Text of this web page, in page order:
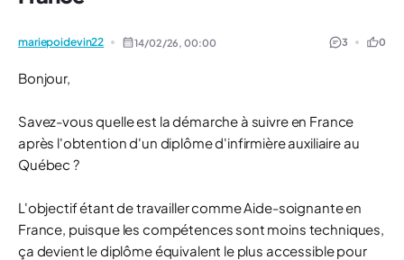
mariepoidevin22 14/02/26,00:00 3 0
Bonjour,
Savez-vous quelle est la démarche à suivre en France
après l'obtention d'un diplôme d'infirmière auxiliaire au
Québec ?
L'objectif étant de travailler comme Aide-soignante en
France, puisque les compétences sont moins techniques,
ça devient le diplôme équivalent le plus accessible pour